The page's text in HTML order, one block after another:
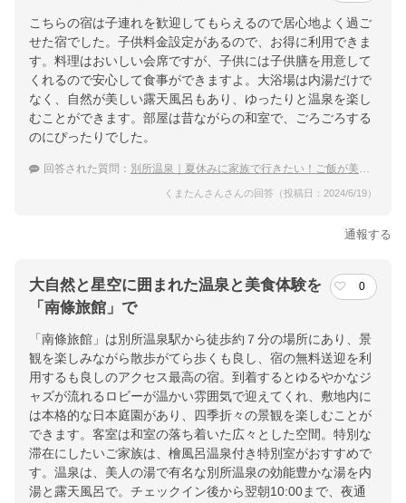
こちらの宿は子連れを歓迎してもらえるので居心地よく過ご
せた宿でした。子供料金設定があるので、お得に利用できま
す。料理はおいしい会席ですが、子供には子供膳を用意して
くれるので安心して食事ができますよ。大浴場は内湯だけで
なく、自然が美しい露天風呂もあり、ゆったりと温泉を楽し
むことができます。部屋は昔ながらの和室で、ごろごろする
のにぴったりでした。
回答された質問： 別所温泉｜夏休みに家族で行きたい！ご飯が美味しい宿のおすすめは？
くまたんさんさんの回答（投稿日：2024/6/19）
通報する
大自然と星空に囲まれた温泉と美食体験を
「南條旅館」で
0
「南條旅館」は別所温泉駅から徒歩約７分の場所にあり、景
観を楽しみながら散歩がてら歩くも良し、宿の無料送迎を利
用するも良しのアクセス最高の宿。到着するとゆるやかなジ
ャズが流れるロビーが温かい雰囲気で迎えてくれ、敷地内に
は本格的な日本庭園があり、四季折々の景観を楽しむことが
できます。客室は和室の落ち着いた広々とした空間。特別な
滞在にしたいご家族は、檜風呂温泉付き特別室がおすすめで
す。温泉は、美人の湯で有名な別所温泉の効能豊かな湯を内
湯と露天風呂で。チェックイン後から翌朝10:00まで、夜通